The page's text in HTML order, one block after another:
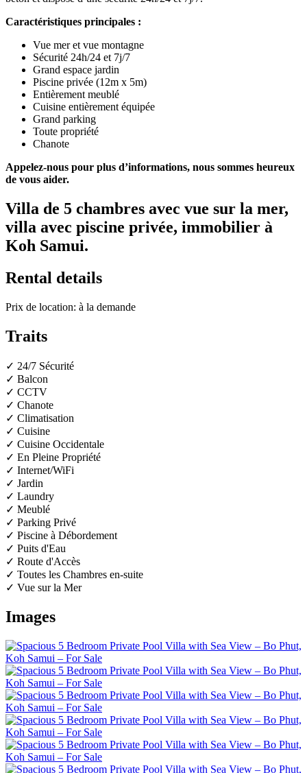
Caractéristiques principales :
Vue mer et vue montagne
Sécurité 24h/24 et 7j/7
Grand espace jardin
Piscine privée (12m x 5m)
Entièrement meublé
Cuisine entièrement équipée
Grand parking
Toute propriété
Chanote
Appelez-nous pour plus d’informations, nous sommes heureux
de vous aider.
Villa de 5 chambres avec vue sur la mer,
villa avec piscine privée, immobilier à
Koh Samui.
Rental details
Prix de location: à la demande
Traits
✓ 24/7 Sécurité
✓ Balcon
✓ CCTV
✓ Chanote
✓ Climatisation
✓ Cuisine
✓ Cuisine Occidentale
✓ En Pleine Propriété
✓ Internet/WiFi
✓ Jardin
✓ Laundry
✓ Meublé
✓ Parking Privé
✓ Piscine à Débordement
✓ Puits d'Eau
✓ Route d'Accès
✓ Toutes les Chambres en-suite
✓ Vue sur la Mer
Images